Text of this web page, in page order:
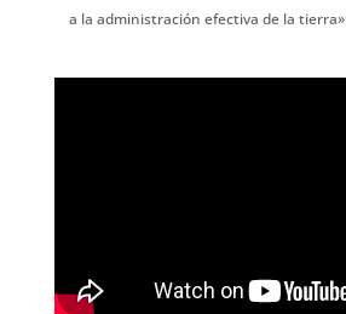
a la administración efectiva de la tierra»